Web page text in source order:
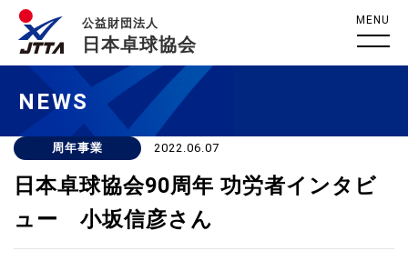
公益財団法人
日本卓球協会
MENU
NEWS
周年事業 2022.06.07
日本卓球協会90周年 功労者インタビ
ュー 小坂信彦さん